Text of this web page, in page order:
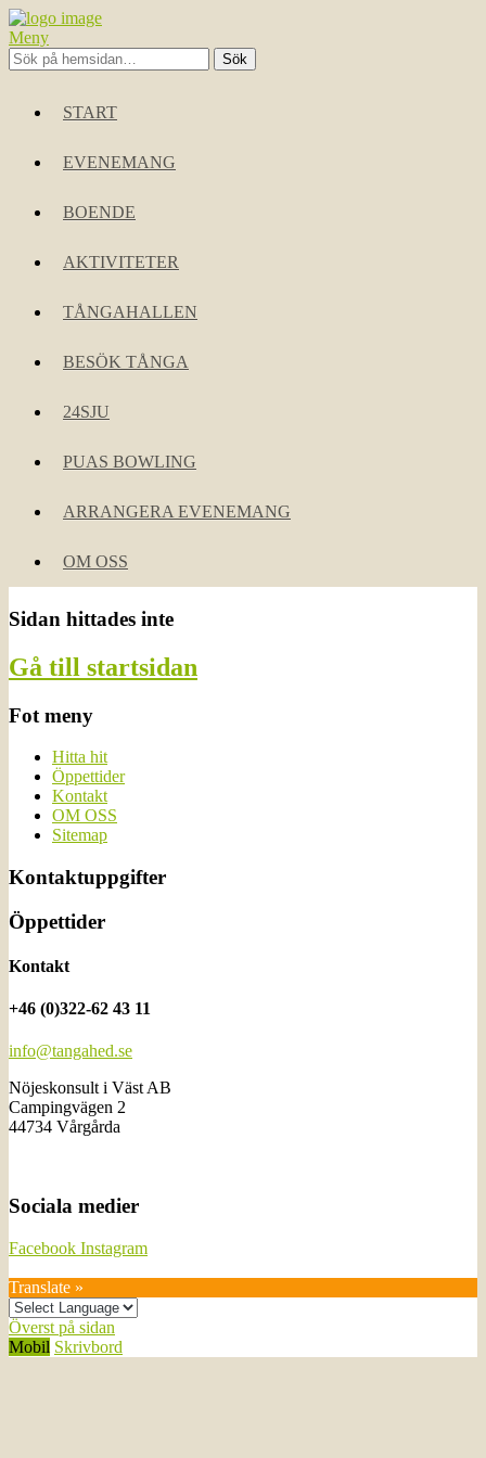
Meny
START
EVENEMANG
BOENDE
AKTIVITETER
TÅNGAHALLEN
BESÖK TÅNGA
24SJU
PUAS BOWLING
ARRANGERA EVENEMANG
OM OSS
Sidan hittades inte
Gå till startsidan
Fot meny
Hitta hit
Öppettider
Kontakt
OM OSS
Sitemap
Kontaktuppgifter
Öppettider
Kontakt
+46 (0)322-62 43 11
info@tangahed.se
Nöjeskonsult i Väst AB
Campingvägen 2
44734 Vårgårda
Sociala medier
Facebook Instagram
Translate »
Överst på sidan
Mobil Skrivbord